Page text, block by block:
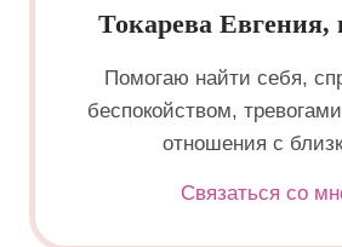
Токарева Евгения,
Помогаю найти себя,
беспокойством,
отношения с
Связаться со